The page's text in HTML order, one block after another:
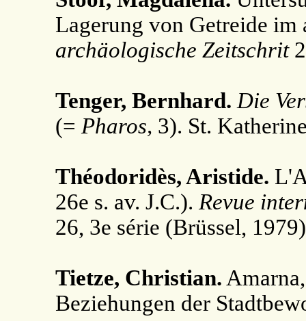
Lagerung von Getreide
archäologische Zeitschrit
Tenger, Bernhard. Die
(= Pharos, 3). St.
Théodoridès, Aristide.
26e s. av. J.C.). Revue
26, 3e série (Brüssel,
Tietze, Christian.
Beziehungen der